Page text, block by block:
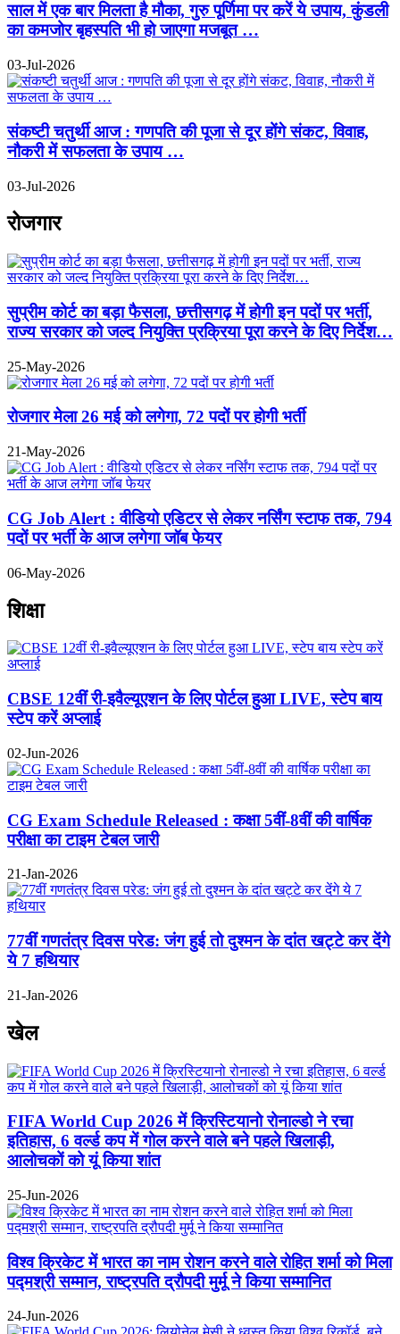
साल में एक बार मिलता है मौका, गुरु पूर्णिमा पर करें ये उपाय, कुंडली
का कमजोर बृहस्पति भी हो जाएगा मजबूत …
03-Jul-2026
संकष्टी चतुर्थी आज : गणपति की पूजा से दूर होंगे संकट, विवाह,
नौकरी में सफलता के उपाय …
03-Jul-2026
रोजगार
सुप्रीम कोर्ट का बड़ा फैसला, छत्तीसगढ़ में होगी इन पदों पर भर्ती,
राज्य सरकार को जल्द नियुक्ति प्रक्रिया पूरा करने के दिए निर्देश…
25-May-2026
रोजगार मेला 26 मई को लगेगा, 72 पदों पर होगी भर्ती
21-May-2026
CG Job Alert : वीडियो एडिटर से लेकर नर्सिंग स्टाफ तक, 794
पदों पर भर्ती के आज लगेगा जॉब फेयर
06-May-2026
शिक्षा
CBSE 12वीं री-इवैल्यूएशन के लिए पोर्टल हुआ LIVE, स्टेप बाय
स्टेप करें अप्लाई
02-Jun-2026
CG Exam Schedule Released : कक्षा 5वीं-8वीं की वार्षिक
परीक्षा का टाइम टेबल जारी
21-Jan-2026
77वीं गणतंत्र दिवस परेड: जंग हुई तो दुश्मन के दांत खट्टे कर देंगे
ये 7 हथियार
21-Jan-2026
खेल
FIFA World Cup 2026 में क्रिस्टियानो रोनाल्डो ने रचा
इतिहास, 6 वर्ल्ड कप में गोल करने वाले बने पहले खिलाड़ी,
आलोचकों को यूं किया शांत
25-Jun-2026
विश्व क्रिकेट में भारत का नाम रोशन करने वाले रोहित शर्मा को मिला
पद्मश्री सम्मान, राष्ट्रपति द्रौपदी मुर्मू ने किया सम्मानित
24-Jun-2026